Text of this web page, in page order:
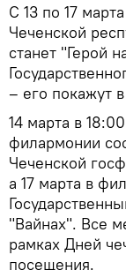
С 13 по 17
Чеченской
станет "Герой
– его покажут
14 марта в
филармонии
Чеченской
а 17 марта в
"Вайнах". Все
рамках Дней
посещения.